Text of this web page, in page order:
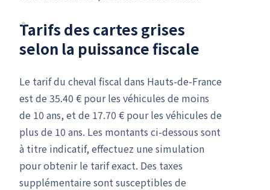
Tarifs des cartes grises
selon la puissance fiscale
Le tarif du cheval fiscal dans Hauts-de-France
est de 35.40 € pour les véhicules de moins
de 10 ans, et de 17.70 € pour les véhicules de
plus de 10 ans. Les montants ci-dessous sont
à titre indicatif, effectuez une simulation
pour obtenir le tarif exact. Des taxes
supplémentaire sont susceptibles de